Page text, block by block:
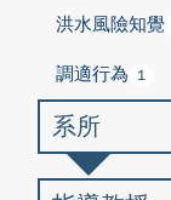
洪水風險知覺
調適行為 1
系所